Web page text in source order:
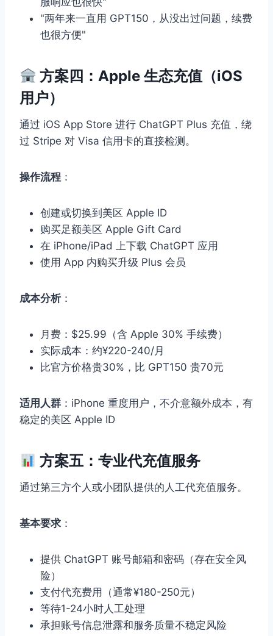
"两年来一直用 GPT150，从没出过问题，续费
也很方便"
方案四：Apple 生态充值（iOS
用户）
通过 iOS App Store 进行 ChatGPT Plus 充值，绕
过 Stripe 对 Visa 信用卡的直接检测。
操作流程 ：
创建或切换到美区 Apple ID
购买足额美区 Apple Gift Card
在 iPhone/iPad 上下载 ChatGPT 应用
使用 App 内购买升级 Plus 会员
成本分析：
月费：$25.99（含 Apple 30% 手续费）
实际成本：约¥220-240/月
比官方价格贵30%，比 GPT150 贵70元
适用人群 ：iPhone 重度用户，不介意额外成本，有
稳定的美区 Apple ID
方案五：专业代充值服务
通过第三方个人或小团队提供的人工代充值服务。
基本要求 ：
提供 ChatGPT 账号邮箱和密码（存在安全风
险）
支付代充费用（通常¥180-250元）
等待1-24小时人工处理
承担账号信息泄露和服务质量不稳定风险